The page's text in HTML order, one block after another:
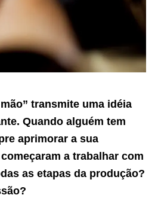
transmite uma idéia
Quando alguém tem
aprimorar a sua
a trabalhar com
as etapas da produção?